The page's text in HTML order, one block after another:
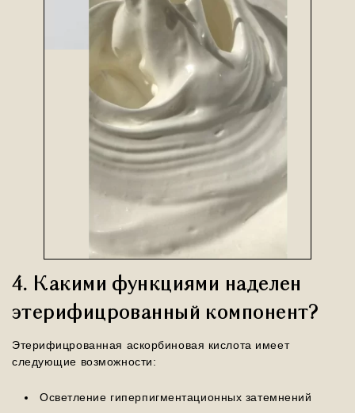
4. Какими функциями наделен
этерифицрованный компонент?
Этерифицрованная аскорбиновая кислота имеет
следующие возможности:
Осветление гиперпигментационных затемнений